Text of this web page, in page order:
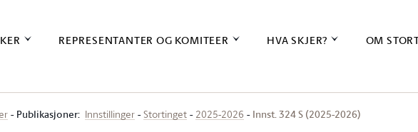
REPRESENTANTER OG KOMITEER HVA SKJER? OM
Publikasjoner: Innstillinger Stortinget 2025-2026 Innst. 324 S (2025-2026)